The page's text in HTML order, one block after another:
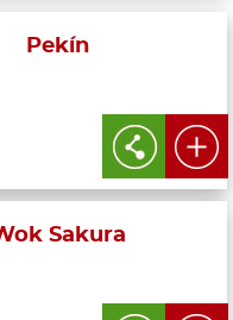
Pekín
Sakura